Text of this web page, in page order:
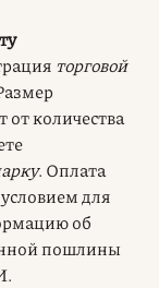
торговой
количества
. Оплата
для
об
пошлины